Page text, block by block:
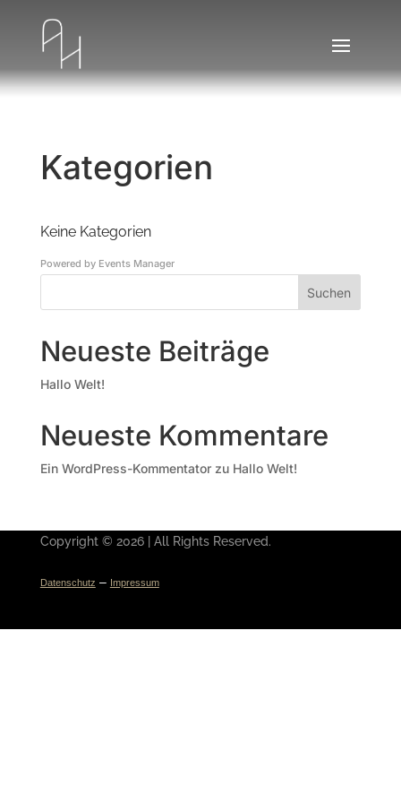
Kategorien
Keine Kategorien
Powered by Events Manager
Suchen
Neueste Beiträge
Hallo Welt!
Neueste Kommentare
Ein WordPress-Kommentatorzu Hallo Welt!
Copyright © 2026 | All Rights Reserved.
Datenschutz – Impressum